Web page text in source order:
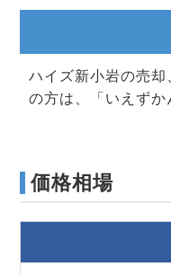
ハイズ新小岩の売
の方は、「いえずか
価格相場